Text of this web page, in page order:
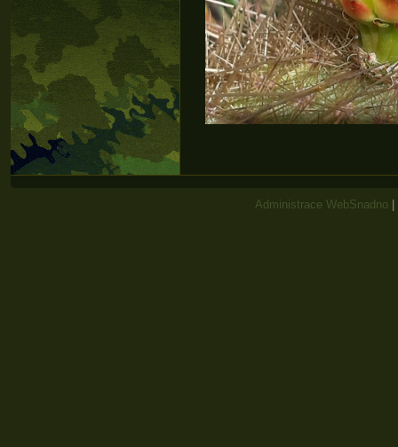
Administrace WebSnadno|